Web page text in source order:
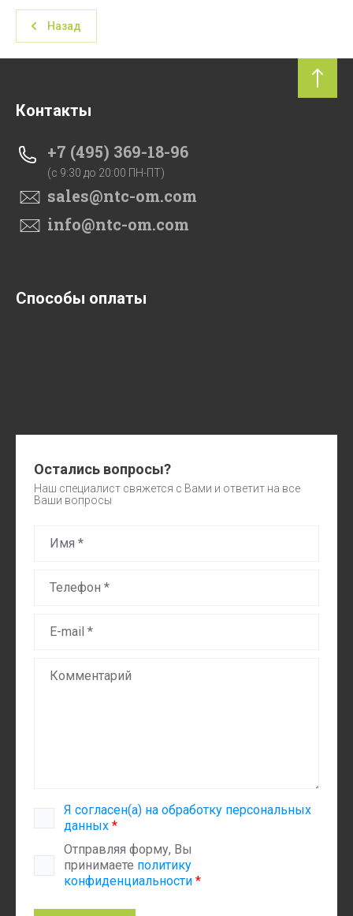
Назад
Контакты
+7 (495) 369-18-96
(c 9:30 до 20:00 ПН-ПТ)
sales@ntc-om.com
info@ntc-om.com
Способы оплаты
Остались вопросы?
Наш специалист свяжется с Вами и ответит на все
Ваши вопросы
Я согласен(а) на обработку персональных
данных *
Отправляя форму, Вы
принимаете политику
конфиденциальности *